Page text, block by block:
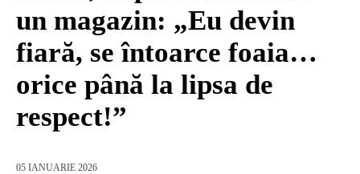
un magazin: „Eu devin
fiară, se întoarce foaia…
orice până la lipsa de
respect!”
05 IANUARIE 2026